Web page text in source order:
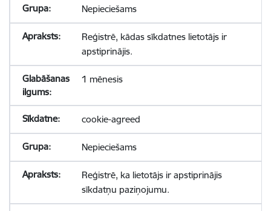
Nepieciešams
Reģistrē, kādas sīkdatnes lietotājs ir
apstiprinājis.
1 mēnesis
cookie-agreed
Nepieciešams
Reģistrē, ka lietotājs ir apstiprinājis
sīkdatņu paziņojumu.